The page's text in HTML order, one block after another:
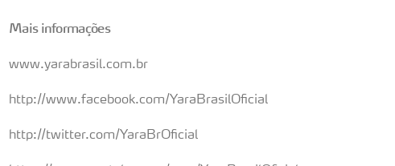
Mais informações
www.yarabrasil.com.br
http://www.facebook.com/YaraBrasilOficial
http://twitter.com/YaraBrOficial